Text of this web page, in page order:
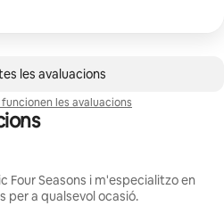
basada en 2 avaluacions
n'hi ha 0)
les avaluacions
les avaluacions
Four Seasons i m'especialitzo en
per a qualsevol ocasió.